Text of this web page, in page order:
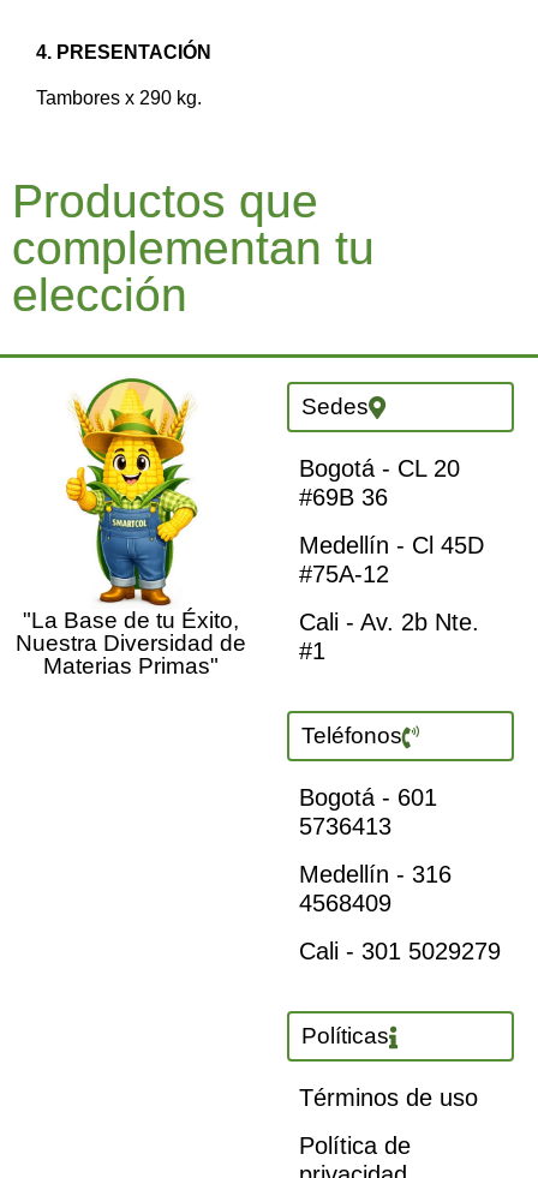
4. PRESENTACIÓN
Tambores x 290 kg.
Productos que
complementan tu
elección
"La Base de tu Éxito,
Nuestra Diversidad de
Materias Primas"
Sedes
Bogotá - CL 20
#69B 36
Medellín - Cl 45D
#75A-12
Cali - Av. 2b Nte.
#1
Teléfonos
Bogotá - 601
5736413
Medellín - 316
4568409
Cali - 301 5029279
Políticas
Términos de uso
Política de